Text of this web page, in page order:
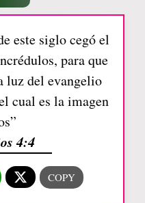
este siglo cegó el
para que
luz del evangelio
cual es la imagen
4:4